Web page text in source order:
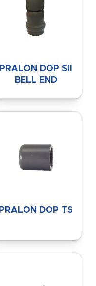
PRALON DOP SII
BELL END
PRALON DOP TS